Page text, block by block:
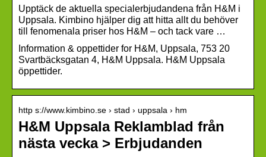
Upptäck de aktuella specialerbjudandena från H&M i
Uppsala. Kimbino hjälper dig att hitta allt du behöver
till fenomenala priser hos H&M – och tack vare …
Information & oppettider for H&M, Uppsala, 753 20
Svartbäcksgatan 4, H&M Uppsala. H&M Uppsala
öppettider.
http s://www.kimbino.se › stad › uppsala › hm
H&M Uppsala Reklamblad från
nästa vecka > Erbjudanden